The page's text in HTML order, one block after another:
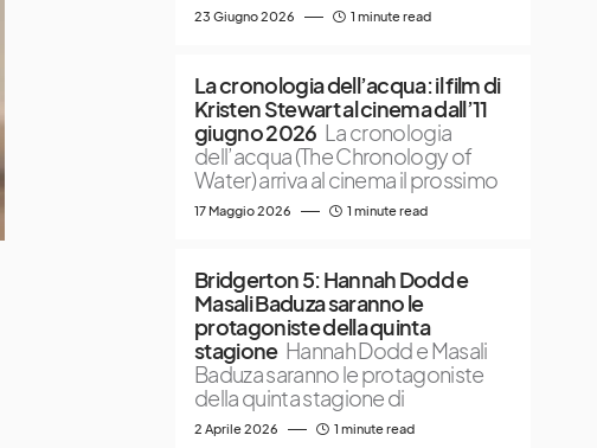
23 Giugno 2026 1 minute read
La cronologia dell’acqua: il film di
Kristen Stewart al cinema dall’11
giugno 2026 La cronologia
dell’acqua (The Chronology of
Water) arriva al cinema il prossimo
17 Maggio 2026 1 minute read
Bridgerton 5: Hannah Dodd e
Masali Baduza saranno le
protagoniste della quinta
stagione Hannah Dodd e Masali
Baduza saranno le protagoniste
della quinta stagione di
2 Aprile 2026 1 minute read